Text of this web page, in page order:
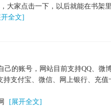
家点击一下，以后就能在书架里
全文]
的账号，网站目前支持QQ、微
支付宝、微信、网上银行、充
[展开全文]